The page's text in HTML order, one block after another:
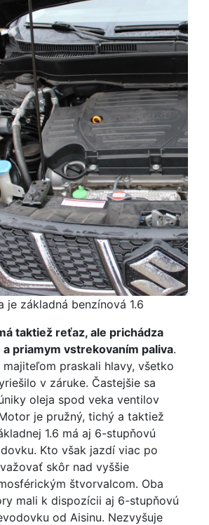
je základná benzínová 1.6
taktiež reťaz, ale prichádza
priamym vstrekovaním paliva.
praskali hlavy, všetko
v záruke. Častejšie sa
oleja spod veka ventilov
je pružný, tichý a taktiež
1.6 má aj 6-stupňovú
Kto však jazdí viac po
skôr nad vyššie
štvorvalcom. Oba
mali k dispozícii aj 6-stupňovú
od Aisinu. Nezvyšuje